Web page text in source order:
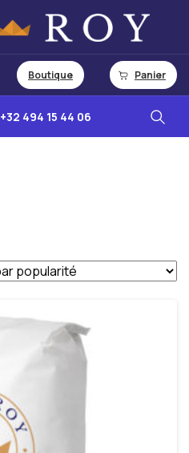
Boutique Panier
+32 494 15 44 06